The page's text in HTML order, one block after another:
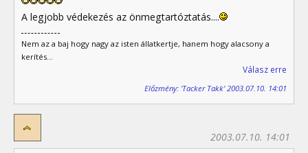
A legjobb védekezés az önmegtartóztatás....
Nem az a baj hogy nagy az isten állatkertje, hanem hogy alacsony a
kerítés...
Válasz erre
Előzmény: 'Tacker Takk' 2003.07.10. 14:01
2003.07.10. 14:01